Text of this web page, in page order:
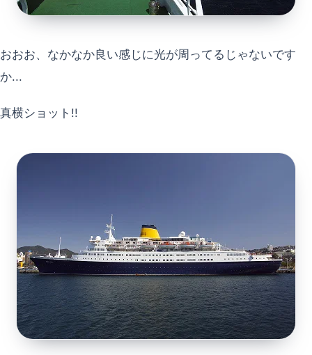
おおお、なかなか良い感じに光が周ってるじゃないです
か...
真横ショット!!